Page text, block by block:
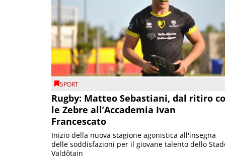
SPORT
Rugby: Matteo Sebastiani, dal ritiro
le Zebre all’Accademia Ivan
Francescato
Inizio della nuova stagione agonistica all'insegna
delle soddisfazioni per il giovane talento dello
Valdôtain